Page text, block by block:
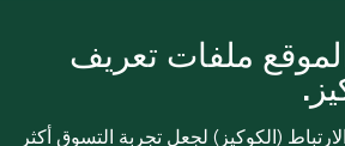
ملفات تعريف
(الكوكيز) لجعل تجربة التسوق أكثر